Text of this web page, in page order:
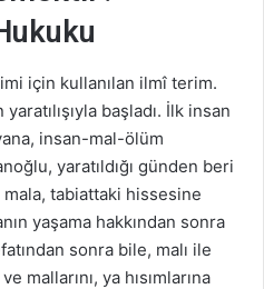
için kullanılan ilmî terim.
başladı. İlk insan
insan-mal-ölüm
yaratıldığı günden beri
mala, tabiattaki hissesine
yaşama hakkından sonra
sonra bile, malı ile
mallarını, ya hısımlarına